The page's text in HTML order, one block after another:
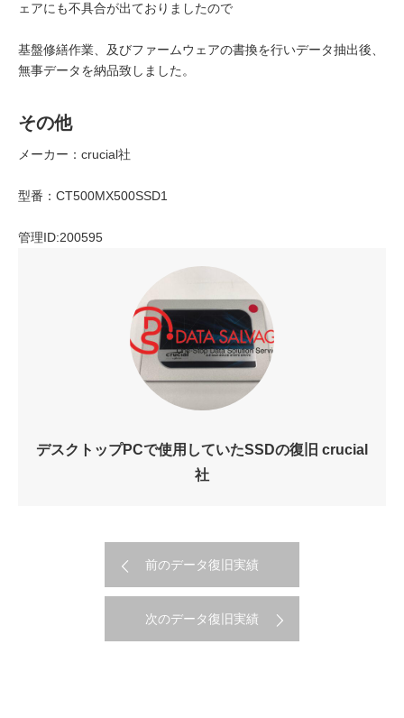
ェアにも不具合が出ておりましたので
基盤修繕作業、及びファームウェアの書換を行いデータ抽出後、
無事データを納品致しました。
その他
メーカー：crucial社
型番：CT500MX500SSD1
管理ID:200595
デスクトップPCで使用していたSSDの復旧 crucial
社
前のデータ復旧実績
次のデータ復旧実績